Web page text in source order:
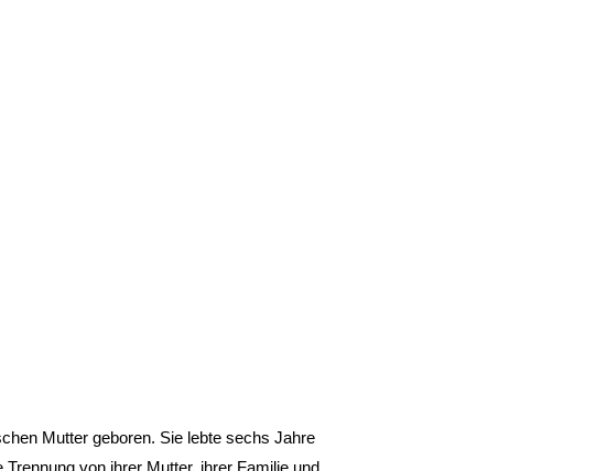
Mutter geboren. Sie lebte sechs Jahre